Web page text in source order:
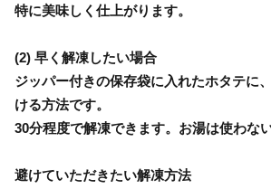
特に美味しく仕上がります。
(2) 早く解凍したい場合
ジッパー付きの保存袋に入れたホタテに
ける方法です。
30分程度で解凍できます。お湯は使わな
避けていただきたい解凍方法